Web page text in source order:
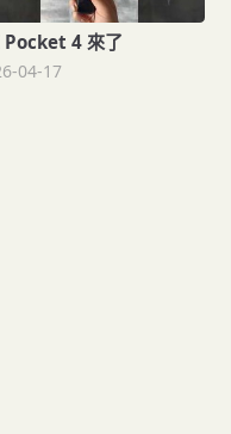
Pocket 4 來了
04-17